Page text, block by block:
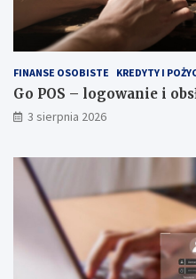
FINANSE OSOBISTE KREDYTY I
Go POS – logowanie i
3 sierpnia 2026